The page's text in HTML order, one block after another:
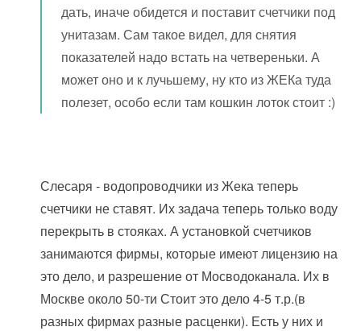
дать, иначе обидется и поставит счетчики под
унитазам. Сам такое видел, для снятия
показателей надо встать на четвереньки. А
может оно и к лучьшему, ну кто из ЖЕКа туда
полезет, особо если там кошкин лоток стоит :)
Слесаря - водопроводчики из Жека теперь
счетчики не ставят. Их задача теперь только воду
перекрыть в стояках. А установкой счетчиков
занимаются фирмы, которые имеют лицензию на
это дело, и разрешение от Мосводоканала. Их в
Москве около 50-ти Стоит это дело 4-5 т.р.(в
разных фирмах разные расценки). Есть у них и